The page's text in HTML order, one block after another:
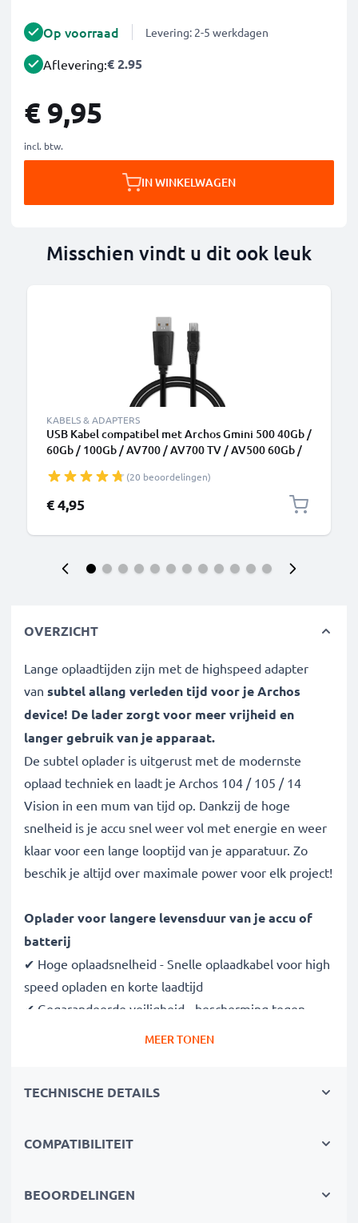
Op voorraad Levering: 2-5 werkdagen
Aflevering:€ 2.95
€ 9,95
incl. btw.
IN WINKELWAGEN
Misschien vindt u dit ook leuk
KABELS & ADAPTERS
USB Kabel compatibel met Archos Gmini 500 40Gb /
60Gb / 100Gb / AV700 / AV700 TV / AV500 60Gb /
Datakabel zwart(20 beoordelingen)
€ 4,95
OVERZICHT
Lange oplaadtijden zijn met de highspeed adapter
van subtel allang verleden tijd voor jeArchos
device! De lader zorgt voor meer vrijheid en
langer gebruik van je apparaat.
De subtel oplader is uitgerust met de modernste
oplaad techniek en laadt je Archos 104 / 105 / 14
Vision in een mum van tijd op. Dankzij de hoge
snelheid is je accu snel weer vol met energie en weer
klaar voor een lange looptijd van je apparatuur. Zo
beschik je altijd over maximale power voor elk project!
Oplader voor langere levensduur van je accu of
batterij
✔ Hoge oplaadsnelheid - Snelle oplaadkabel voor high
speed opladen en korte laadtijd
✔ Gegarandeerde veiligheid - bescherming tegen
✔ Flexibele ingangsspanning 100V - 250V
Dankzij de flexibele spanning van 100V - 250V is de
stopcontacten buiten de EU norm heb je wel een
MEER TONEN
TECHNISCHE DETAILS
COMPATIBILITEIT
BEOORDELINGEN